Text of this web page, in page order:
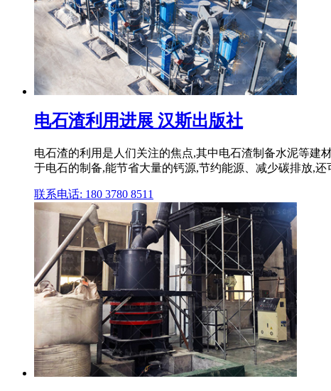
电石渣利用进展 汉斯出版社
电石渣的利用是人们关注的焦点,其中电石渣制备水泥等建
于电石的制备,能节省大量的钙源,节约能源、减少碳排放,
联系电话: 180 3780 8511